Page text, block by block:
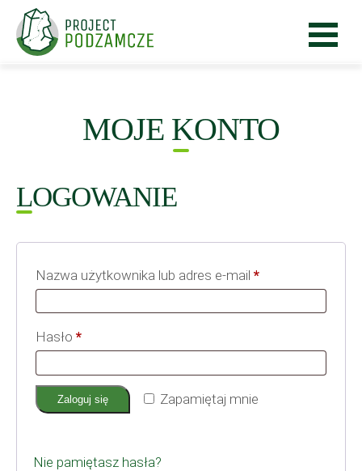
MOJE KONTO
LOGOWANIE
Nazwa użytkownika lub adres e-mail *Wymagane
Hasło *Wymagane
Zapamiętaj mnie
Zaloguj się
Nie pamiętasz hasła?